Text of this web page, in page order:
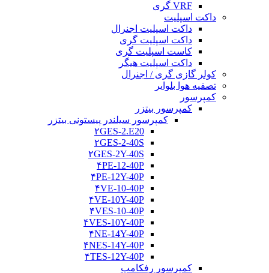
VRF گری
داکت اسپلیت
داکت اسپلیت اجنرال
داکت اسپلیت گری
کاست اسپلیت گری
داکت اسپلیت هیگر
کولر گازی گری / اجنرال
تصفیه هوا بلوایر
کمپرسور
کمپرسور بیتزر
کمپرسور سیلندر پیستونی بیتزر
۲GES-2.E20
۲GES-2-40S
۲GES-2Y-40S
۴PE-12-40P
۴PE-12Y-40P
۴VE-10-40P
۴VE-10Y-40P
۴VES-10-40P
۴VES-10Y-40P
۴NE-14Y-40P
۴NES-14Y-40P
۴TES-12Y-40P
کمپرسور رفکامپ